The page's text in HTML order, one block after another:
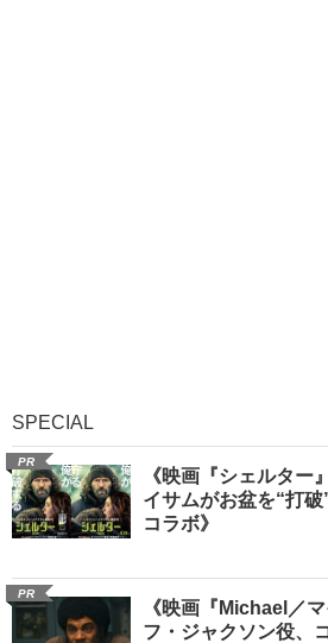
SPECIAL
PR
《映画『シェルター
イサムがお盆を“打破
コラボ》
PR
《映画『Michael／
フ・ジャクソン役、